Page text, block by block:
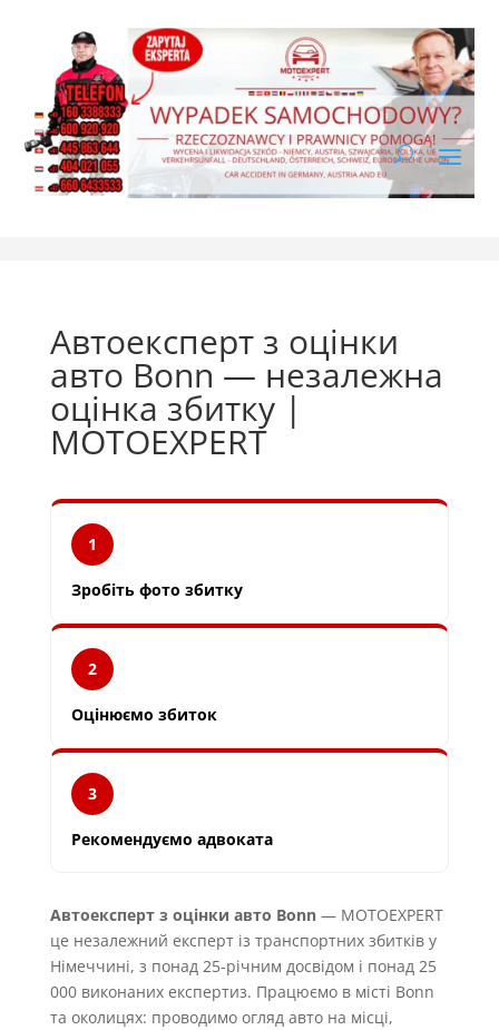
Автоексперт з оцінки
авто Bonn — незалежна
оцінка збитку |
MOTOEXPERT
1
Зробіть фото збитку
2
Оцінюємо збиток
3
Рекомендуємо адвоката
Автоексперт з оцінки авто Bonn— MOTOEXPERT
це незалежний експерт із транспортних збитків у
Німеччині, з понад 25-річним досвідом і понад 25
000 виконаних експертиз. Працюємо в місті Bonn
та околицях: проводимо огляд авто на місці,